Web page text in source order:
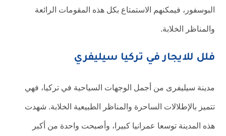
البوسفور، فيمكنهم الاستمتاع بكل هذه المقومات الرائعة
والمناظر الخلابة.
فلل للايجار في تركيا سيليفري
مدينة سيليفرى من أجمل الوجهات السياحية في تركيا، فهي
تتميز بالإطلالات الساحرة والمناظر الطبيعية الخلابة. شهدت
هذه المدينة توسعا عمرانيا كبيرا، وأصبحت واحدة من أكبر